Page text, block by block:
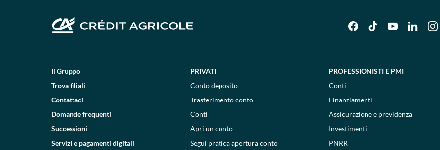
Il Gruppo
Trova filiali
Contattaci
Domande frequenti
Successioni
Servizi e pagamenti digitali
PRIVATI
Conto deposito
Trasferimento conto
Conti
Apri un conto
Segui pratica apertura conto
PROFESSIONISTI E PMI
Conti
Finanziamenti
Assicurazione e previdenza
Investimenti
PNRR